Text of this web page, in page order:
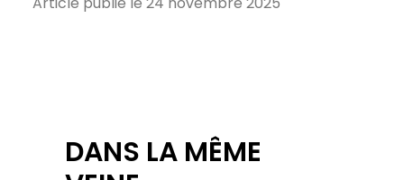
DANS LA MÊME